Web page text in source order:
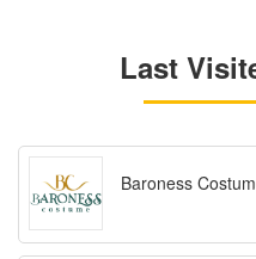
Last
Baroness